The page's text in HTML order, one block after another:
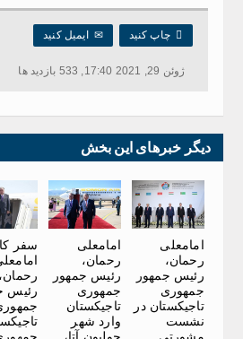
 چاپ کنید ✉ایمیل کنید
ژوئن 29, 2021 17:40, 533 بازدید ها
دیگر خبرهای این بخش
امامعلی
رحمان،
رئیس جمهور
جمهوری
تاجیکستان در
نشست
امامعلی
رحمان،
رئیس جمهور
جمهوری
تاجیکستان
وارد شهر
سفر
رحمان،
رئیس